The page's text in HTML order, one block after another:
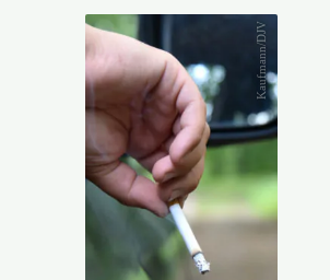
Kaufmann/DJV